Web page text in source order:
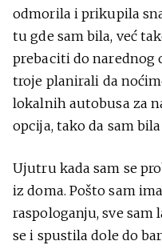
odmorila i prikupila
tu gde sam bila, već
prebaciti do narednog
troje planirali da
lokalnih autobusa za
opcija, tako da sam
Ujutru kada sam se
iz doma. Pošto sam
raspologanju, sve sam
se i spustila dole do